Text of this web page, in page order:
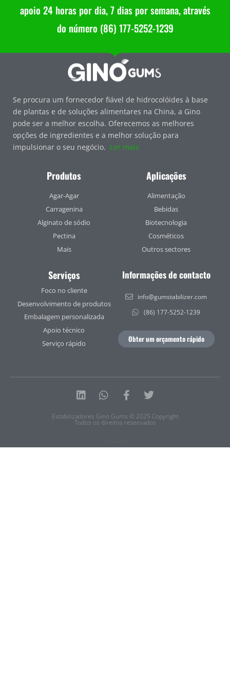
apoio 24 horas por dia, 7 dias por semana, através
do número (86) 177-5252-1239
Se procura um fornecedor fiável de hidrocolóides à base
de plantas e de soluções alimentares na China, a Gino
pode ser a melhor escolha. Oferecemos as melhores
opções de ingredientes e a melhor solução para
impulsionar o seu negócio. Ler mais
Produtos
Agar-Agar
Carragenina
Alginato de sódio
Pectina
Mais
Aplicações
Alimentação
Bebidas
Biotecnologia
Cosméticos
Outros sectores
Serviços
Foco no cliente
Desenvolvimento de produtos
Embalagem personalizada
Apoio técnico
Serviço rápido
Informações de contacto
info@gumstabilizer.com
(86) 177-5252-1239
Obter um orçamento rápido
LinkedinWhatsapp
Facebook-
Twitter
Estabilizadores Gino Gums © 2025 Copyright
Todos os direitos reservados